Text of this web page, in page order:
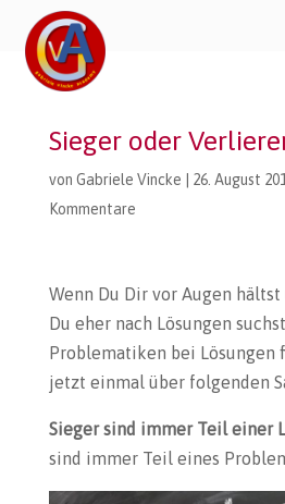
Sieger oder
von Gabriele Vincke 26. August
Kommentare
Wenn Du Dir vor Augen
Du eher nach Lösungen
Problematiken bei Lösungen
jetzt einmal über folgenden
Sieger sind immer Teil einer
sind immer Teil eines